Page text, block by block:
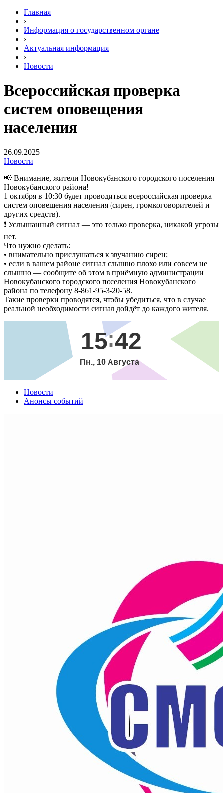
Главная
›
Информация о государственном органе
›
Актуальная информация
›
Новости
Всероссийская проверка
систем оповещения
населения
26.09.2025
Новости
📢 Внимание, жители Новокубанского городского поселения
Новокубанского района!
1 октября в 10:30 будет проводиться всероссийская проверка
систем оповещения населения (сирен, громкоговорителей и
других средств).
❗ Услышанный сигнал — это только проверка, никакой угрозы
нет.
Что нужно сделать:
• внимательно прислушаться к звучанию сирен;
• если в вашем районе сигнал слышно плохо или совсем не
слышно — сообщите об этом в приёмную администрации
Новокубанского городского поселения Новокубанского
района по телефону 8-861-95-3-20-58.
Такие проверки проводятся, чтобы убедиться, что в случае
реальной необходимости сигнал дойдёт до каждого жителя.
15 42
Пн., 10 Августа
Новости
Анонсы событий